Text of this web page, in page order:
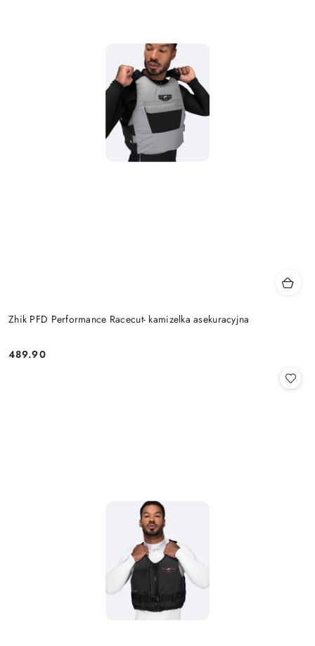
Zhik PFD Performance Racecut- kamizelka asekuracyjna
Cena:
489.90